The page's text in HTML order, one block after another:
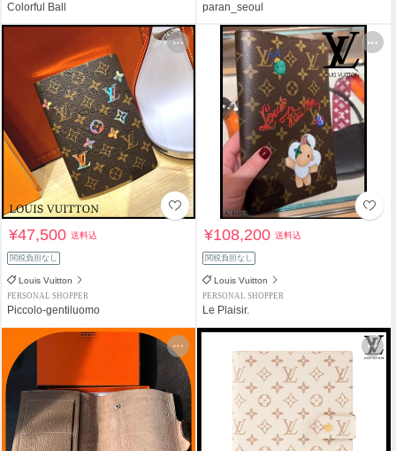
Colorful Ball paran_seoul
¥47,500送料込
関税負担なし
Louis Vuitton
PERSONAL SHOPPER
Piccolo-gentiluomo
¥108,200送料込
関税負担なし
Louis Vuitton
PERSONAL SHOPPER
Le Plaisir.